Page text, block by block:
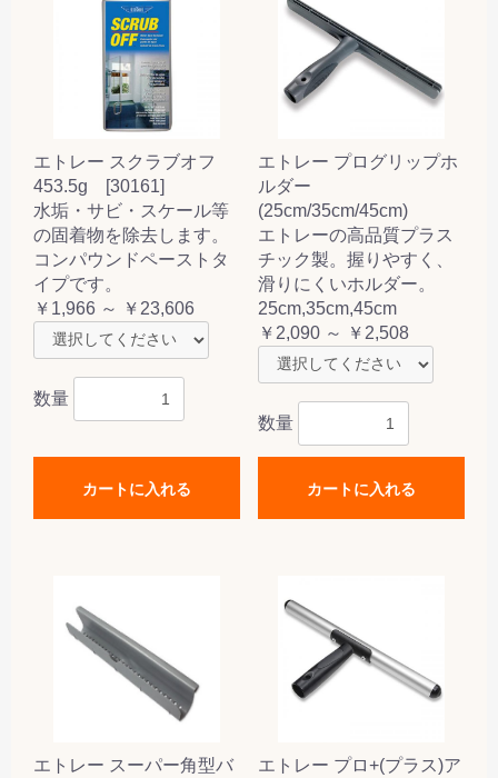
エトレー スクラブオフ
453.5g [30161]
水垢・サビ・スケール等
の固着物を除去します。
コンパウンドペーストタ
イプです。
￥1,966 ～ ￥23,606
数量
カートに入れる
エトレー プログリップホ
ルダー
(25cm/35cm/45cm)
エトレーの高品質プラス
チック製。握りやすく、
滑りにくいホルダー。
25cm,35cm,45cm
￥2,090 ～ ￥2,508
数量
カートに入れる
エトレー スーパー角型バ
エトレー プロ+(プラス)ア